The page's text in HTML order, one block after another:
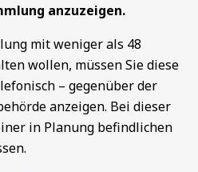
anzuzeigen.
mit weniger als 48
wollen, müssen Sie diese
– gegenüber der
anzeigen. Bei dieser
in Planung befindlichen